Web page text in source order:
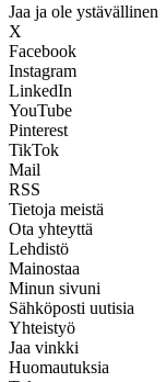
Jaa ja ole ystävällinen
X
Facebook
Instagram
LinkedIn
YouTube
Pinterest
TikTok
Mail
RSS
Tietoja meistä
Ota yhteyttä
Lehdistö
Mainostaa
Minun sivuni
Sähköposti uutisia
Yhteistyö
Jaa vinkki
Huomautuksia